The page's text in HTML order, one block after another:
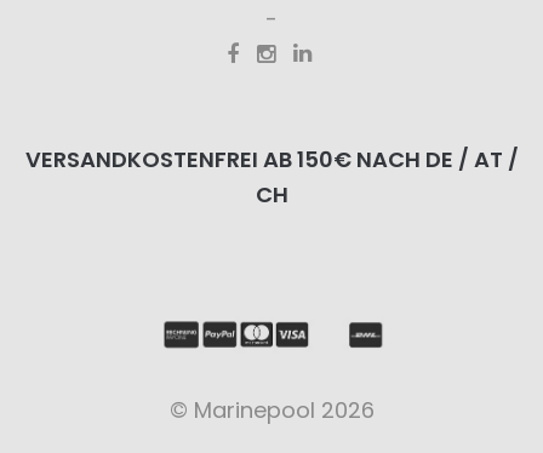
VERSANDKOSTENFREI AB 150€ NACH DE / AT /
CH
© Marinepool 2026